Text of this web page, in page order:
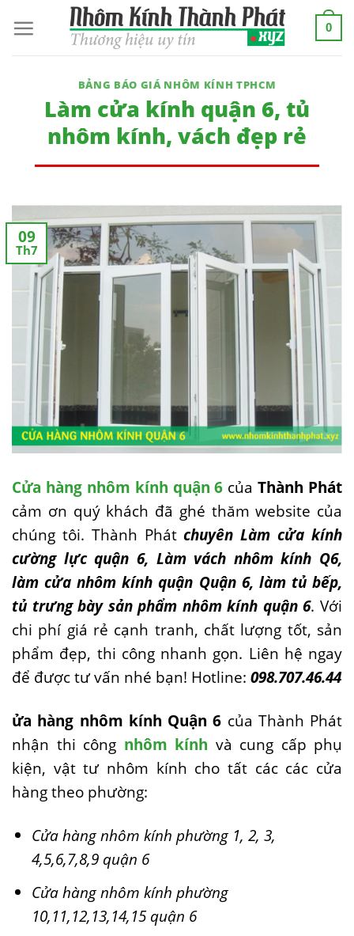
content
0
BẢNG BÁO GIÁ NHÔM KÍNH TPHCM
Làm cửa kính quận 6, tủ
nhôm kính, vách đẹp rẻ
09
Th7
Cửa hàng nhôm kính quận 6 củaThành Phát
cảm ơn quý khách đã ghé thăm website của
chúng tôi. Thành Phátchuyên Làm cửa kính
cường lực quận 6, Làm vách nhôm kính Q6,
làm cửa nhôm kính quận Quận 6, làm tủ bếp,
tủ trưng bày sản phẩm nhôm kính quận 6. Với
chi phí giá rẻ cạnh tranh, chất lượng tốt, sản
phẩm đẹp, thi công nhanh gọn. Liên hệ ngay
để được tư vấn nhé bạn! Hotline: 098.707.46.44
ửa hàng nhôm kính Quận 6 của Thành Phát
nhận thi công nhôm kính và cung cấp phụ
kiện, vật tư nhôm kính cho tất các các cửa
hàng theo phường:
Cửa hàng nhôm kính phường 1, 2, 3,
4,5,6,7,8,9 quận 6
Cửa hàng nhôm kính phường
10,11,12,13,14,15 quận 6